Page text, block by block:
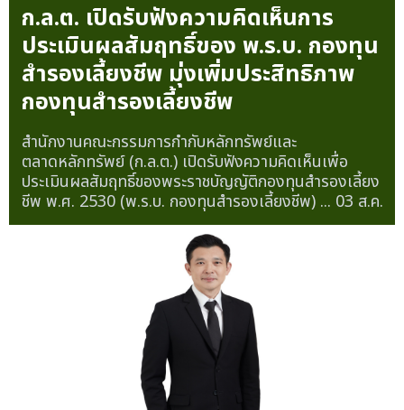
ก.ล.ต. เปิดรับฟังความคิดเห็นการ
ประเมินผลสัมฤทธิ์ของ พ.ร.บ. กองทุน
สำรองเลี้ยงชีพ มุ่งเพิ่มประสิทธิภาพ
กองทุนสำรองเลี้ยงชีพ
สำนักงานคณะกรรมการกำกับหลักทรัพย์และ
ตลาดหลักทรัพย์ (ก.ล.ต.) เปิดรับฟังความคิดเห็นเพื่อ
ประเมินผลสัมฤทธิ์ของพระราชบัญญัติกองทุนสำรองเลี้ยง
ชีพ พ.ศ. 2530 (พ.ร.บ. กองทุนสำรองเลี้ยงชีพ) ... 03 ส.ค.